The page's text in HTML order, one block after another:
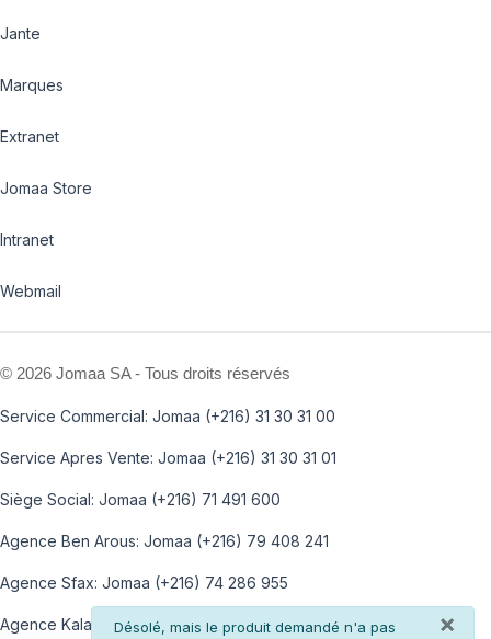
×
info
Désolé, mais le produit demandé n'a pas
Jante
Marques
Extranet
Jomaa Store
Intranet
Webmail
© 2026 Jomaa SA - Tous droits réservés
Service Commercial: Jomaa (+216) 31 30 31 00
Service Apres Vente: Jomaa (+216) 31 30 31 01
Siège Social: Jomaa (+216) 71 491 600
Agence Ben Arous: Jomaa (+216) 79 408 241
Agence Sfax: Jomaa (+216) 74 286 955
Agence Kalaa: Jomaa (+216) 73 812 100